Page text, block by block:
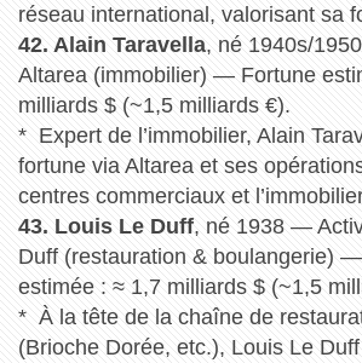
réseau international, valorisant sa
42. Alain Taravella, né 1940s/
Altarea (immobilier) — Fortune
milliards $ (~1,5 milliards €).
* Expert de l’immobilier, Alain
fortune via Altarea et ses
centres commerciaux et
43. Louis Le Duff, né 1938 —
Duff (restauration & boulangerie)
estimée : ≈ 1,7 milliards $ (~1,5
* À la tête de la chaîne de
(Brioche Dorée, etc.), Louis Le